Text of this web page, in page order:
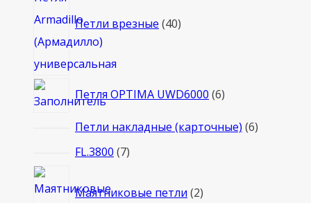
Петли врезные 40
Петля OPTIMA UWD6000 66
Петли накладные (карточные) 66
FL.3800 77
Маятниковые петли 2товара